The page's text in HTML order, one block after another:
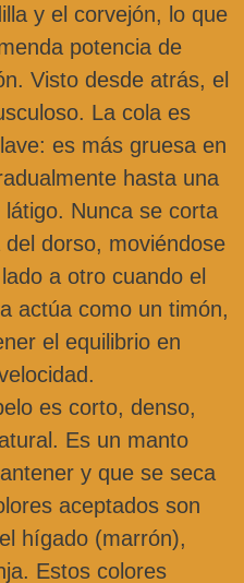
y el corvejón, lo que
potencia de
Visto desde atrás, el
La cola es
es más gruesa en
hasta una
Nunca se corta
dorso, moviéndose
a otro cuando el
actúa como un timón,
el equilibrio en
es corto, denso,
Es un manto
y que se seca
aceptados son
hígado (marrón),
Estos colores